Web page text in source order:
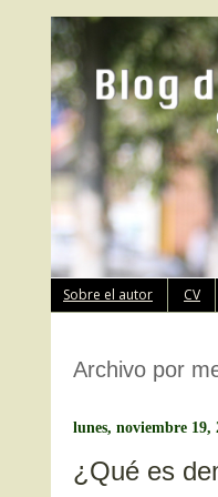
Sobre el autor CV
Archivo por
lunes, noviembre 19,
¿Qué es